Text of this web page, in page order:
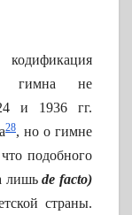
гимна не
и 1936 гг.
28, но о гимне
подобного
лишьde facto)
страны.